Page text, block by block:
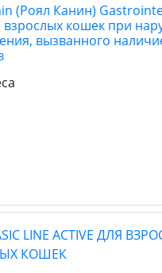
(Роял Канин)
кошек при
вызванного